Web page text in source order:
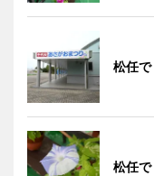
松任で
松任で